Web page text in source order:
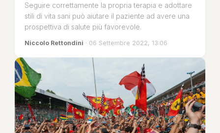
Seguire correttamente la propria terapia e adottare
stili di vita sani può aiutare il paziente ad avere una
prospettiva di salute più favorevole.
Niccolo Rettondini · 06 Settembre 2022, 13:06